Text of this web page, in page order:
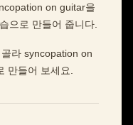
on guitar을
으로 만들어 줍니다.
라 syncopation on
만들어 보세요.